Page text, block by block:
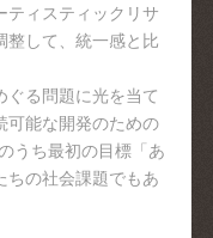
ティスティックリサ
整して、統一感と比
ぐる問題に光を当て
可能な開発のための
うち最初の目標「あ
ちの社会課題でもあ